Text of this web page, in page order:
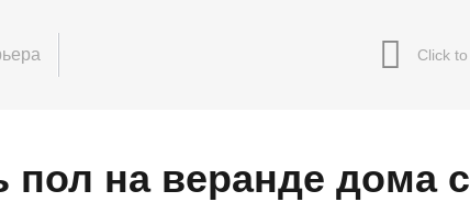
пол на веранде дома с